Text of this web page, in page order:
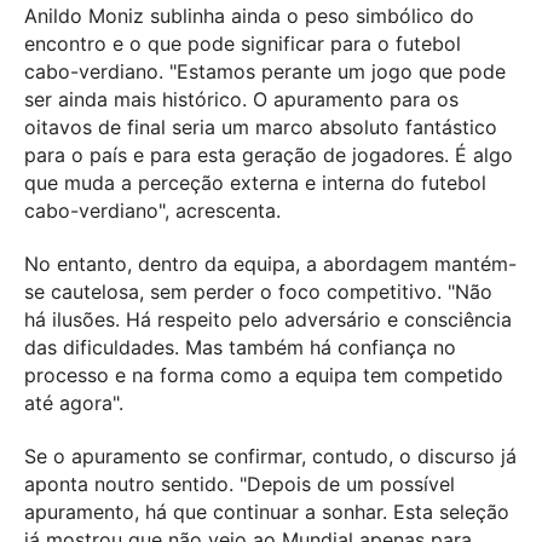
Anildo Moniz sublinha ainda o peso simbólico do
encontro e o que pode significar para o futebol
cabo-verdiano. "Estamos perante um jogo que pode
ser ainda mais histórico. O apuramento para os
oitavos de final seria um marco absoluto fantástico
para o país e para esta geração de jogadores. É algo
que muda a perceção externa e interna do futebol
cabo-verdiano", acrescenta.
No entanto, dentro da equipa, a abordagem mantém-
se cautelosa, sem perder o foco competitivo. "Não
há ilusões. Há respeito pelo adversário e consciência
das dificuldades. Mas também há confiança no
processo e na forma como a equipa tem competido
até agora".
Se o apuramento se confirmar, contudo, o discurso já
aponta noutro sentido. "Depois de um possível
apuramento, há que continuar a sonhar. Esta seleção